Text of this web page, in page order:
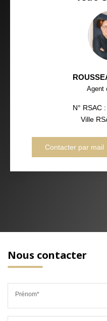
Agent
N° RSAC
Ville
Contacter par mail
Nous contacter
Prénom*